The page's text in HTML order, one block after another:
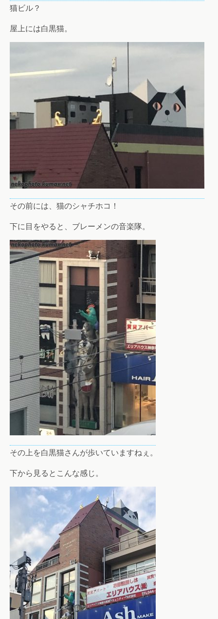
猫ビル？
屋上には白黒猫。
その前には、猫のシャチホコ！
下に目をやると、ブレーメンの音楽隊。
その上を白黒猫さんが歩いていますねぇ。
下から見るとこんな感じ。